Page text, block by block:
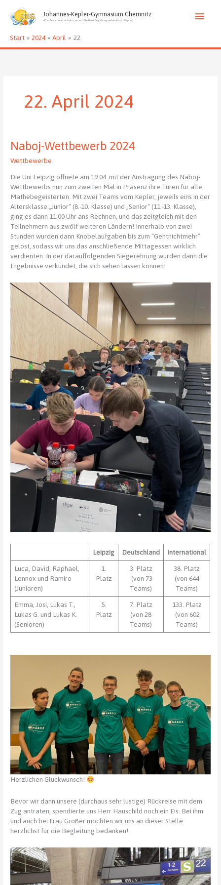
Inhalt
springen
Johannes-Kepler-Gymnasium Chemnitz
»Das Beste findet sich dort, wo sich Fleiß mit Begabung verbindet.« (J. Kepler)
Start 2024 April 22.
22. April 2024
Naboj-Wettbewerb 2024
Wettbewerbe
Die Uni Leipzig öffnete am 19.04. mit der Austragung des Naboj-
Wettbewerbs nun zum zweiten Mal in Präsenz ihre Türen für alle
Mathebegeisterten. Mit zwei Teams vom Kepler, jeweils eins in der
Altersklasse „Junior“ (8.-10. Klasse) und „Senior“ (11.-13. Klasse),
ging es dann 11:00 Uhr ans Rechnen, und das zeitgleich mit den
Teilnehmern aus zwölf weiteren Ländern! Innerhalb von zwei
Stunden wurden dann Knobelaufgaben bis zum “Gehtnichtmehr”
gelöst, sodass wir uns das anschließende Mittagessen wirklich
verdienten. In der darauffolgenden Siegerehrung wurden dann die
Ergebnisse verkündet, die sich sehen lassen können!
Leipzig Deutschland International
Luca, David, Raphael,
Lennox und Ramiro
(Junioren)
1.
Platz
3. Platz
(von 73
Teams)
38. Platz
(von 644
Teams)
Emma, Josi, Lukas T.,
Lukas G. und Lukas K.
(Senioren)
5.
Platz
7. Platz
(von 28
Teams)
133. Platz
(von 602
Teams)
Herzlichen Glückwunsch!
Bevor wir dann unsere (durchaus sehr lustige) Rückreise mit dem
Zug antraten, spendierte uns Herr Hauschild noch ein Eis. Bei ihm
und auch bei Frau Großer möchten wir uns an dieser Stelle
herzlichst für die Begleitung bedanken!